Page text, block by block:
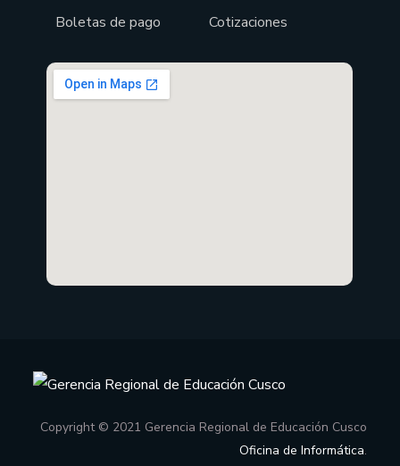
Boletas de pago
Cotizaciones
Copyright © 2021 Gerencia Regional de Educación Cusco
Oficina de Informática.